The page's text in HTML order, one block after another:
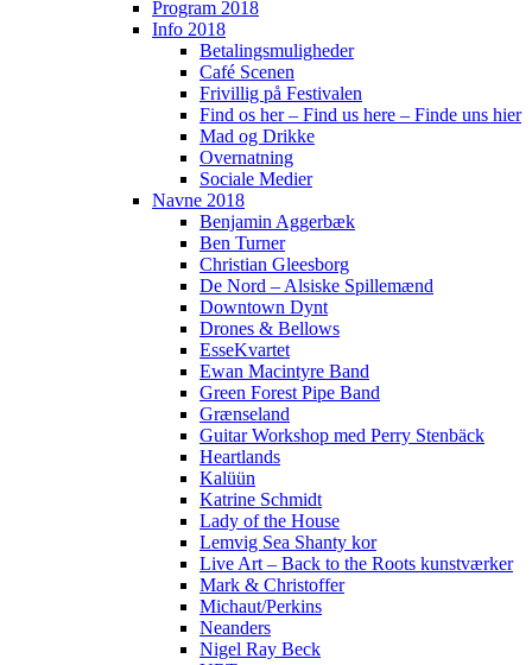
Program 2018
Info 2018
Betalingsmuligheder
Café Scenen
Frivillig på Festivalen
Find os her – Find us here – Finde uns hier
Mad og Drikke
Overnatning
Sociale Medier
Navne 2018
Benjamin Aggerbæk
Ben Turner
Christian Gleesborg
De Nord – Alsiske Spillemænd
Downtown Dynt
Drones & Bellows
EsseKvartet
Ewan Macintyre Band
Green Forest Pipe Band
Grænseland
Guitar Workshop med Perry Stenbäck
Heartlands
Kalüün
Katrine Schmidt
Lady of the House
Lemvig Sea Shanty kor
Live Art – Back to the Roots kunstværker
Mark & Christoffer
Michaut/Perkins
Neanders
Nigel Ray Beck